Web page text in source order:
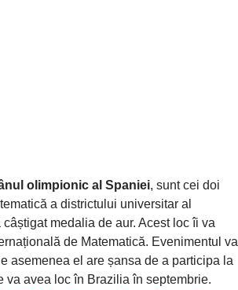
olimpionic al Spaniei, sunt cei doi
a districtului universitar al
medalia de aur. Acest loc îi va
de Matematică. Evenimentul va
asemenea el are șansa de a participa la
va avea loc în Brazilia în septembrie.